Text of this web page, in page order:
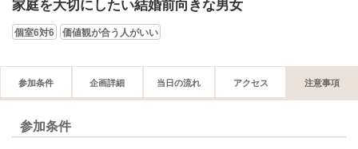
家庭を大切にしたい結婚前向きな男女
個室6対6 価値観が合う人がいい
参加条件 企画詳細 当日の流れ アクセス 注意事項
参加条件